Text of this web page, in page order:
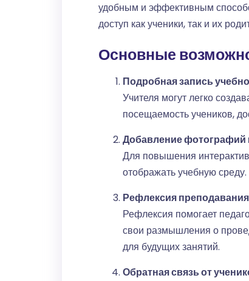
удобным и эффективным
доступ как ученики, так и их
Основные
Подробная запись
Учителя могут легко
посещаемость учеников,
Добавление фотографий
Для повышения
отображать учебную среду.
Рефлексия преподавания
Рефлексия помогает
свои размышления о
для будущих занятий.
Обратная связь от